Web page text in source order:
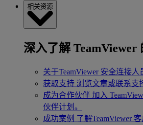
相关资源
深入了解 TeamViewer
关于TeamViewer 安全连接人
获取支持 浏览文章或联系支
成为合作伙伴 加入
伙伴计划。
成功案例 了解TeamViewer